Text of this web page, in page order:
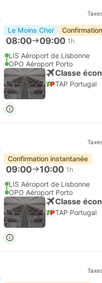
Le Moins Cher
08:00 09:00 1h
LIS Aéroport de Lisbonne
OPO Aéroport Porto
Classe
TAP Portugal
Confirmation instantanée
09:00 10:00 1h
LIS Aéroport de Lisbonne
OPO Aéroport Porto
Classe
TAP Portugal